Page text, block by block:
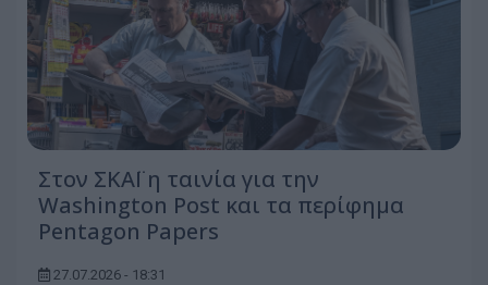
Στον ΣΚΑΪ η ταινία για την
Washington Post και τα περίφημα
Pentagon Papers
27.07.2026 - 18:31